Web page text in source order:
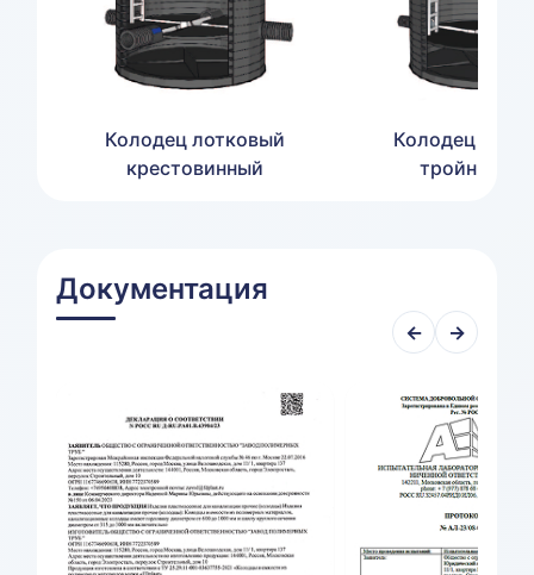
Колодец лотковый
крестовинный
Колодец
Документация
← →